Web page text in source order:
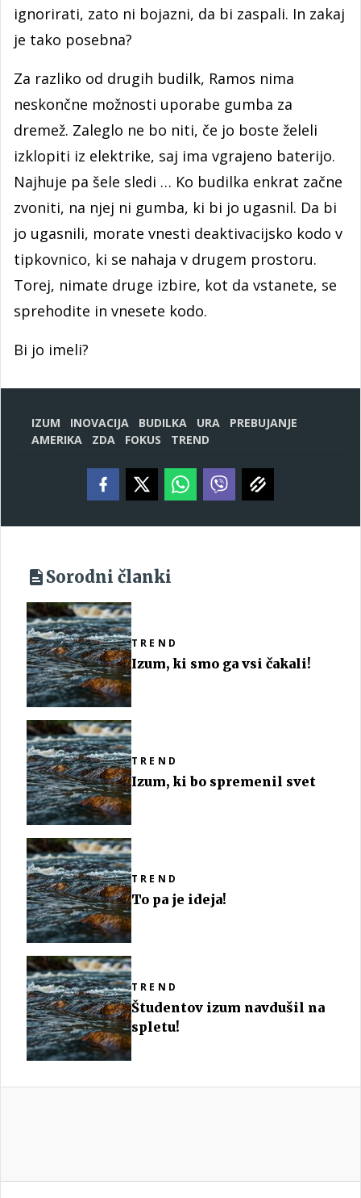
ignorirati, zato ni bojazni, da bi zaspali. In zakaj
je tako posebna?
Za razliko od drugih budilk, Ramos nima
neskončne možnosti uporabe gumba za
dremež. Zaleglo ne bo niti, če jo boste želeli
izklopiti iz elektrike, saj ima vgrajeno baterijo.
Najhuje pa šele sledi … Ko budilka enkrat začne
zvoniti, na njej ni gumba, ki bi jo ugasnil. Da bi
jo ugasnili, morate vnesti deaktivacijsko kodo v
tipkovnico, ki se nahaja v drugem prostoru.
Torej, nimate druge izbire, kot da vstanete, se
sprehodite in vnesete kodo.
Bi jo imeli?
IZUM INOVACIJA BUDILKA URA
PREBUJANJE
AMERIKA
ZDA FOKUS TREND
Sorodni članki
TREND
Izum, ki smo ga vsi čakali!
TREND
Izum, ki bo spremenil svet
TREND
To pa je ideja!
TREND
Študentov izum navdušil na
spletu!